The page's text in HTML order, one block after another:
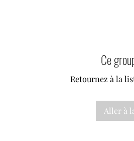
Ce
Retournez à la
Aller à